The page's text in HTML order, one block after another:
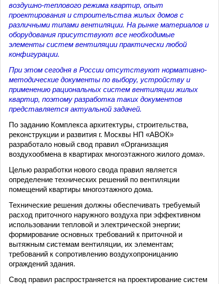
воздушно-теплового режима квартир, опыт
проектирования и строительства жилых домов с
различными типами вентиляции. На рынке материалов и
оборудования присутствуют все необходимые
элементы систем вентиляции практически любой
конфигурации.
При этом сегодня в России отсутствуют нормативно-
методические документы по выбору, устройству и
применению рациональных систем вентиляции жилых
квартир, поэтому разработка таких документов
представляется актуальной задачей.
По заданию Комплекса архитектуры, строительства,
реконструкции и развития г. Москвы НП «АВОК»
разработало новый свод правил «Организация
воздухообмена в квартирах многоэтажного жилого дома».
Целью разработки нового свода правил является
определение технических решений по вентиляции
помещений квартиры многоэтажного дома.
Технические решения должны обеспечивать требуемый
расход приточного наружного воздуха при эффективном
использовании тепловой и электрической энергии;
формирование основных требований к приточной и
вытяжным системам вентиляции, их элементам;
требований к сопротивлению воздухопроницанию
ограждений здания.
Свод правил распространяется на проектирование систем